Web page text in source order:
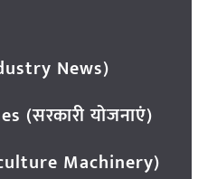
News)
(सरकारी योजनाएं)
Machinery)